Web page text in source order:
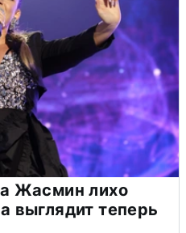
Жасмин лихо
выглядит теперь